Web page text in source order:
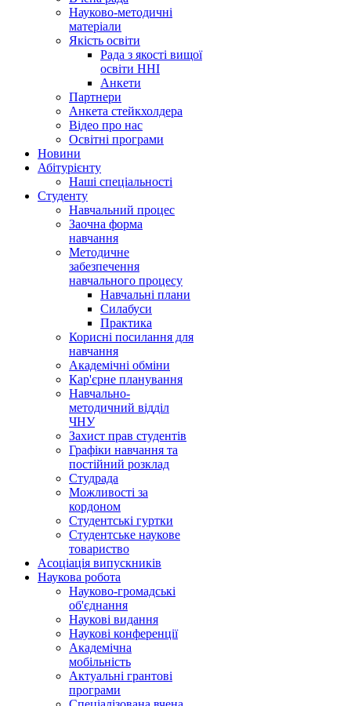
Науково-методичні
матеріали
Якість освіти
Рада з якості вищої
освіти ННІ
Анкети
Партнери
Анкета стейкхолдера
Відео про нас
Освітні програми
Hовини
Абітурієнту
Наші спеціальності
Студенту
Навчальний процес
Заочна форма
навчання
Методичне
забезпечення
навчального процесу
Навчальні плани
Силабуси
Практика
Корисні посилання для
навчання
Академічні обміни
Кар'єрне планування
Навчально-
методичний відділ
ЧНУ
Захист прав студентів
Графіки навчання та
постійний розклад
Студрада
Можливості за
кордоном
Студентські гуртки
Студентське наукове
товариство
Асоціація випускників
Наукова робота
Науково-громадські
об'єднання
Наукові видання
Наукові конференції
Академічна
мобільність
Актуальні грантові
програми